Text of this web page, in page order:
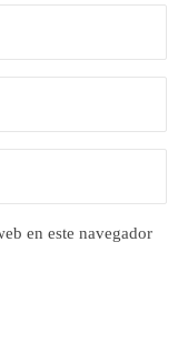
en este navegador